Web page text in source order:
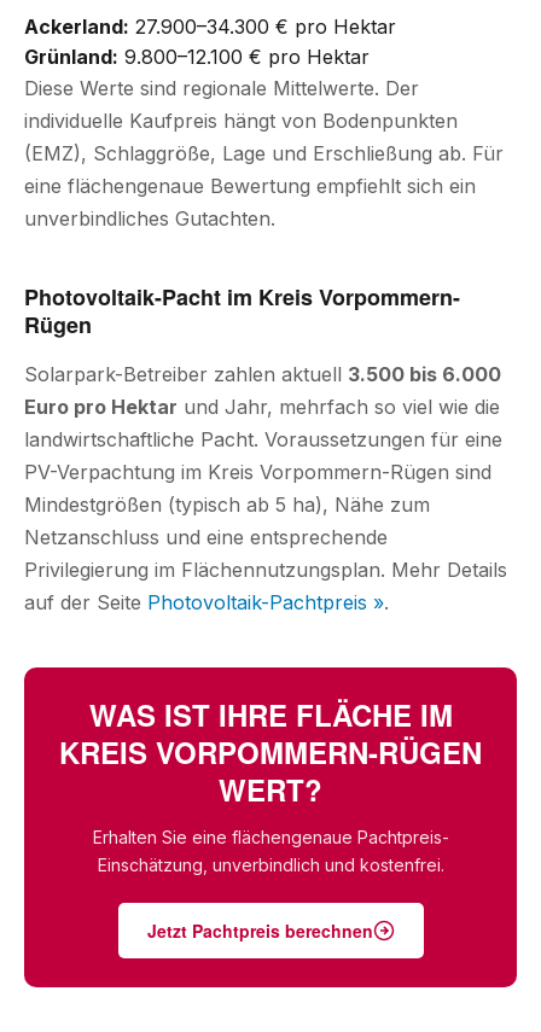
Ackerland: 27.900–34.300 € pro Hektar
Grünland: 9.800–12.100 € pro Hektar
Diese Werte sind regionale Mittelwerte. Der
individuelle Kaufpreis hängt von Bodenpunkten
(EMZ), Schlaggröße, Lage und Erschließung ab. Für
eine flächengenaue Bewertung empfiehlt sich ein
unverbindliches Gutachten.
Photovoltaik-Pacht im Kreis Vorpommern-
Rügen
Solarpark-Betreiber zahlen aktuell 3.500 bis 6.000
Euro pro Hektar und Jahr, mehrfach so viel wie die
landwirtschaftliche Pacht. Voraussetzungen für eine
PV-Verpachtung im Kreis Vorpommern-Rügen sind
Mindestgrößen (typisch ab 5 ha), Nähe zum
Netzanschluss und eine entsprechende
Privilegierung im Flächennutzungsplan. Mehr Details
auf der Seite Photovoltaik-Pachtpreis ».
WAS IST IHRE FLÄCHE IM
KREIS VORPOMMERN-RÜGEN
WERT?
Erhalten Sie eine flächengenaue Pachtpreis-
Einschätzung, unverbindlich und kostenfrei.
Jetzt Pachtpreis berechnen